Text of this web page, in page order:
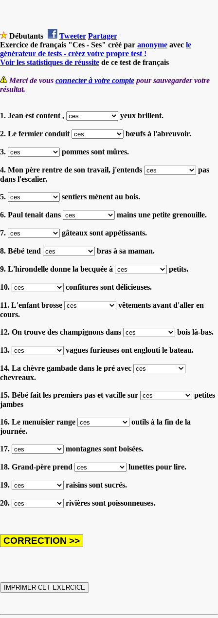
Débutants Tweeter Partager
Exercice de français "Ces - Ses" créé par anonyme avec le
générateur de tests - créez votre propre test !
Voir les statistiques de réussite de ce test de français
Merci de vous connecter à votre compte pour sauvegarder votre
résultat.
1. Jean est content , yeux brillent.
2. Le fermier conduit bœufs à l'abreuvoir.
3. pommes sont mûres.
4. Mon père rentre de son travail, j'entends
pas
dans l'escalier.
5. sentiers mènent au bois.
6. Paul tenait dans mains une petite grenouille.
7. gâteaux sont appétissants.
8. Bébé tend bras à sa maman.
9. L'hirondelle donne la becquée à petits.
10. confitures sont délicieuses.
11. L'enfant brosse
vêtements avant d'aller en
cours.
12. On trouve des champignons dans bois là-bas.
13. vagues furieuses ont englouti le bateau.
14. La chèvre gambade dans le pré avec
chevreaux.
15. Bébé fait les premiers pas et vacille sur
petites
jambes
16. Le menuisier range
outils à la fin de la
journée.
17. montagnes sont boisées.
18. Grand-père prend lunettes pour lire.
19. raisins sont sucrés.
20. rivières sont poissonneuses.